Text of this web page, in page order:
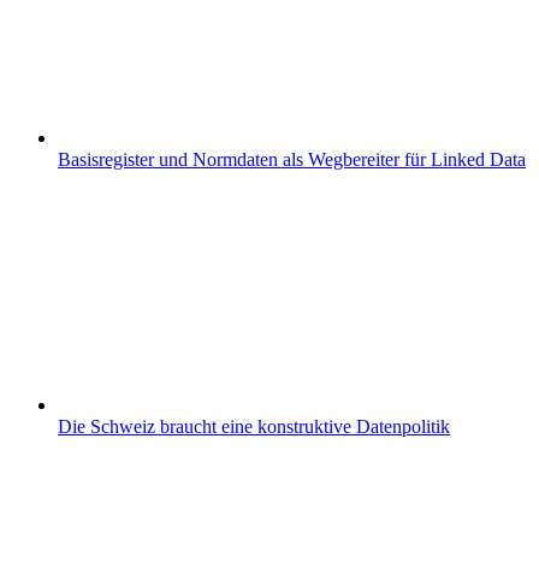
Basisregister und Normdaten als Wegbereiter für Linked Data
Die Schweiz braucht eine konstruktive Datenpolitik